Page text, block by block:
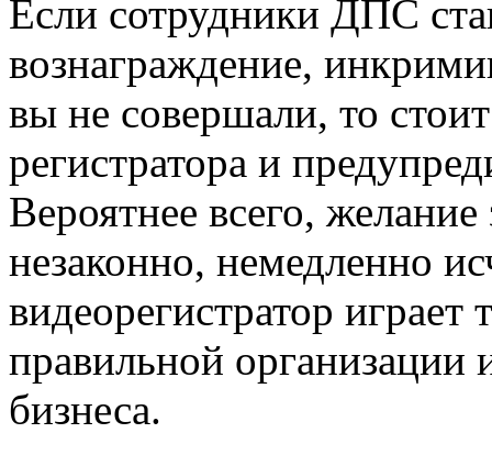
Если сотрудники ДПС
вознаграждение,
вы не совершали, то
регистратора и
Вероятнее всего,
незаконно, немедленно
видеорегистратор
правильной
бизнеса.